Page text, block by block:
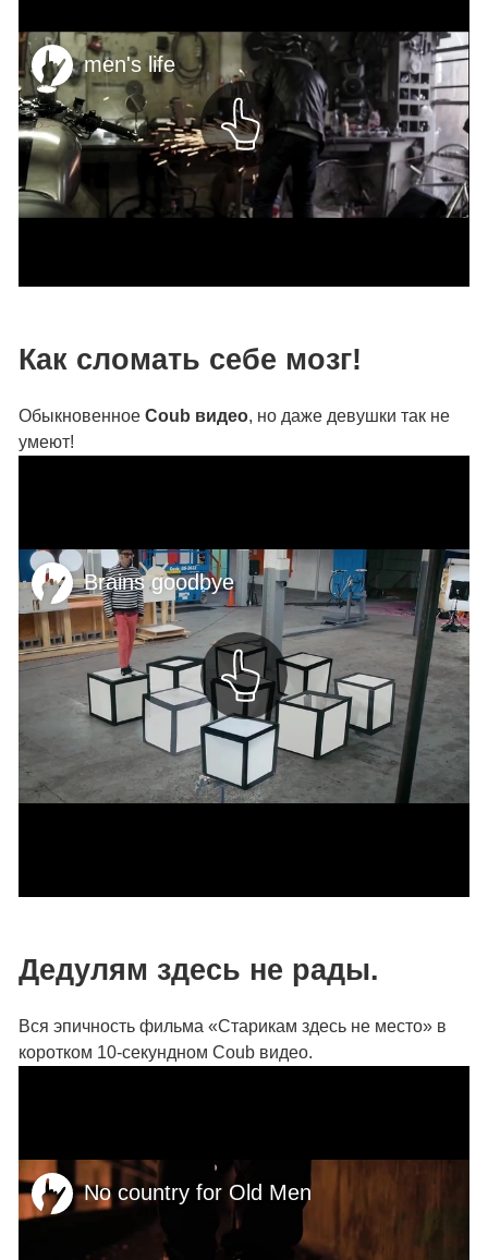
Как сломать себе мозг!
Обыкновенное Coub видео, но даже девушки так не
умеют!
Дедулям здесь не рады.
Вся эпичность фильма «Старикам здесь не место» в
коротком 10-секундном Coub видео.